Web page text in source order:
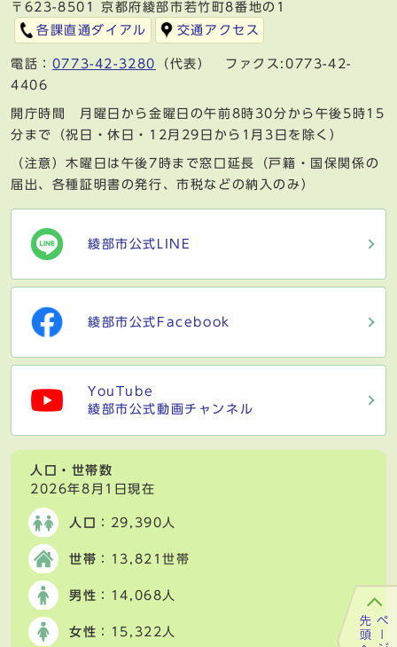
〒623-8501 京都府綾部市若竹町8番地の1
各課直通ダイアル
交通アクセス
電話： 0773-42-3280
（代表） ファクス:0773-42-
4406
開庁時間 月曜日から金曜日の午前8時30分から午後5時15
分まで（祝日・休日・12月29日から1月3日を除く）
（注意）木曜日は午後7時まで窓口延長（戸籍・国保関係の
届出、各種証明書の発行、市税などの納入のみ）
綾部市公式LINE
綾部市公式Facebook
YouTube
綾部市公式動画チャンネル
人口・世帯数
2026年8月1日現在
人口 ：29,390人
世帯 ：13,821世帯
男性 ：14,068人
女性 ：15,322人